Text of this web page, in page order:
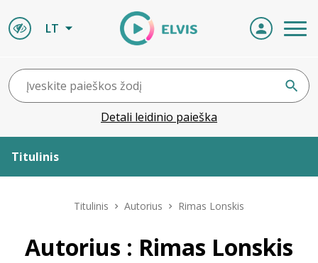
LT
Detali leidinio paieška
Titulinis
Leidiniai
Titulinis Autorius Rimas Lonskis
Autorius : Rimas Lonskis